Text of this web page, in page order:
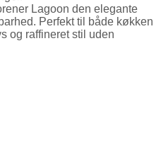
Lagoon den elegante
Perfekt til både køkken
og raffineret stil uden